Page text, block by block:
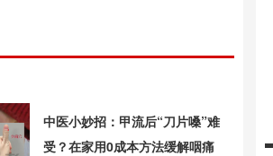
中医小妙招：甲流后“刀片嗓”难
受？在家用0成本方法缓解咽痛